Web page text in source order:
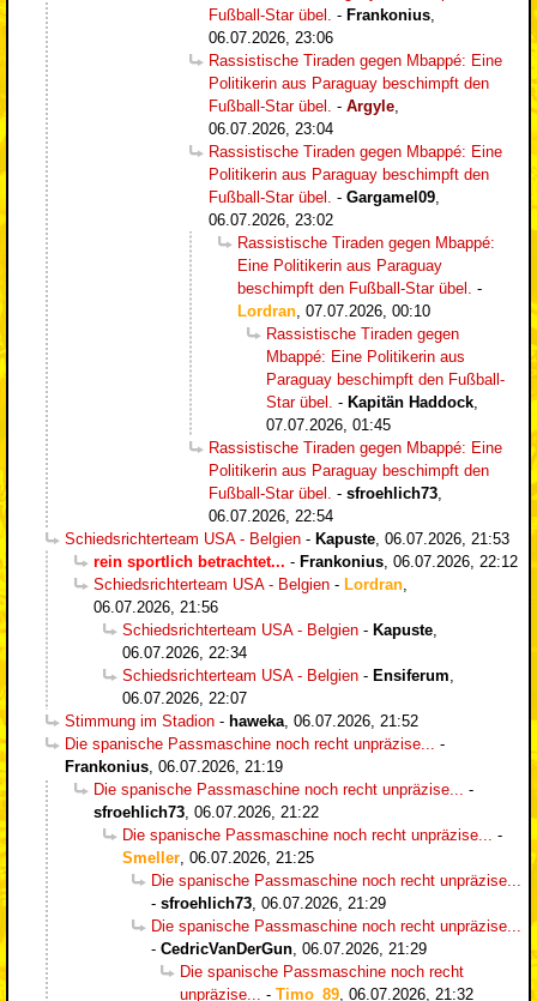
Fußball-Star übel.
- Frankonius
06.07.2026, 23:06
Rassistische Tiraden gegen Mbappé: Eine
Politikerin aus Paraguay beschimpft den
Fußball-Star übel.
- Argyle
06.07.2026, 23:04
Rassistische Tiraden gegen Mbappé: Eine
Politikerin aus Paraguay beschimpft den
Fußball-Star übel.
- Gargamel09
06.07.2026, 23:02
Rassistische Tiraden gegen Mbappé:
Eine Politikerin aus Paraguay
beschimpft den Fußball-Star übel.
-
Lordran 07.07.2026, 00:10
Rassistische Tiraden gegen
Mbappé: Eine Politikerin aus
Paraguay beschimpft den Fußball-
Star übel.
- Kapitän Haddock
07.07.2026, 01:45
Rassistische Tiraden gegen Mbappé: Eine
Politikerin aus Paraguay beschimpft den
Fußball-Star übel.
- sfroehlich73
06.07.2026, 22:54
Schiedsrichterteam USA - Belgien - Kapuste 06.07.2026, 21:53
rein sportlich betrachtet... - Frankonius 06.07.2026, 22:12
Schiedsrichterteam USA - Belgien - Lordran
06.07.2026, 21:56
Schiedsrichterteam USA - Belgien - Kapuste
06.07.2026, 22:34
Schiedsrichterteam USA - Belgien - Ensiferum
06.07.2026, 22:07
Stimmung im Stadion - haweka 06.07.2026, 21:52
Die spanische Passmaschine noch recht unpräzise...
-
Frankonius 06.07.2026, 21:19
Die spanische Passmaschine noch recht unpräzise...
-
sfroehlich73 06.07.2026, 21:22
Die spanische Passmaschine noch recht unpräzise...
-
Smeller 06.07.2026, 21:25
Die spanische Passmaschine noch recht unpräzise...
- sfroehlich73 06.07.2026, 21:29
Die spanische Passmaschine noch recht unpräzise...
- CedricVanDerGun 06.07.2026, 21:29
Die spanische Passmaschine noch recht
unpräzise...
- Timo_89 06.07.2026, 21:32